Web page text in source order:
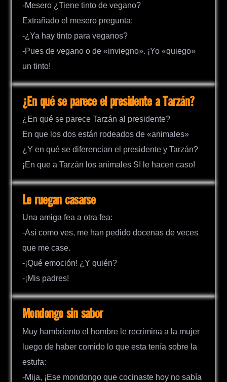
-Mesero ¿Tiene tinto de vegano?
Extrañado el mesero pregunta:
-¿Ya hay tinto para veganos?
-Pues de vegano o de «inviegno». ¡Yo «quiego»
un tinto!
¿En qué se parece el presidente a Tarzán?
¿En qué se parece Tarzán al presidente?
En que los dos están rodeados de «animales»
¿Y en qué se diferencian el presidente y Tarzán?
¡En que a Tarzán los animales SI le hacen caso!
Le ruegan casarse
Una amiga fea a otra fea:
-Así como ves, me han pedido docenas de veces
que me case.
-¡Qué emoción! ¿Y quién?
-¡Mis padres!
Mondongo sin sabor
Muy hambriento el hombre le recrimina a la mujer
luego de haber comido lo que esta tenía sobre la
estufa:
-Mija, ¡Ese mondongo que cocinaste hoy no sabía